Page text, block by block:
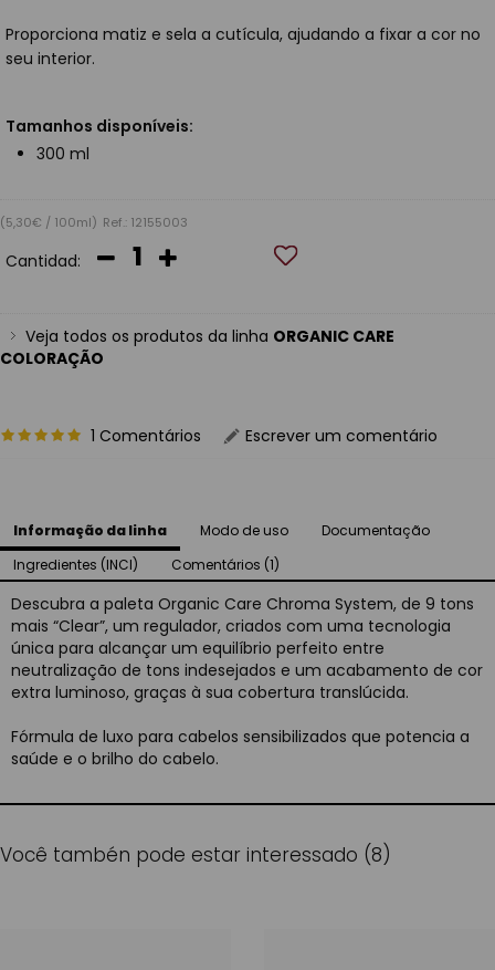
Proporciona matiz e sela a cutícula, ajudando a fixar a cor no
seu interior.
Tamanhos disponíveis:
300 ml
(5,30€ / 100ml) Ref.: 12155003
Cantidad:
Veja todos os produtos da linha ORGANIC CARE
COLORAÇÃO
1 Comentários Escrever um comentário
Informação da linha Modo de uso
Documentação
Ingredientes (INCI)
Comentários (1)
Descubra a paleta Organic Care Chroma System, de 9 tons
mais “Clear”, um regulador, criados com uma tecnologia
única para alcançar um equilíbrio perfeito entre
neutralização de tons indesejados e um acabamento de cor
extra luminoso, graças à sua cobertura translúcida.
Fórmula de luxo para cabelos sensibilizados que potencia a
saúde e o brilho do cabelo.
Você tambén pode estar interessado (8)